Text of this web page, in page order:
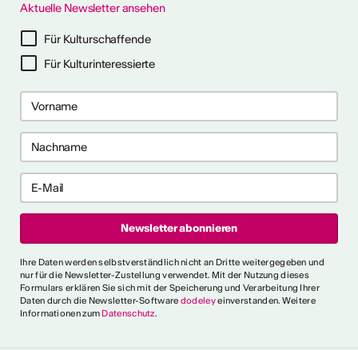
abonnieren
2024/2025
Aktuelle Newsletter ansehen
Für Kulturschaffende
Für Kulturinteressierte
Ihre Daten werden selbstverständlich nicht an Dritte weitergegeben und
nur für die Newsletter-Zustellung verwendet. Mit der Nutzung dieses
Formulars erklären Sie sich mit der Speicherung und Verarbeitung Ihrer
Daten durch die Newsletter-Software dodeleyeinverstanden. Weitere
Informationen zum Datenschutz.